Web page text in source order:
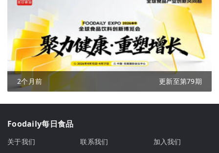
2个月前 更新至第79期
Foodaily每日食品
关于我们 联系我们
加入我们